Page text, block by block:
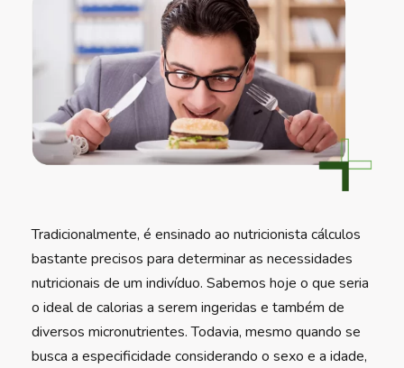
Tradicionalmente, é ensinado ao nutricionista cálculos
bastante precisos para determinar as necessidades
nutricionais de um indivíduo. Sabemos hoje o que seria
o ideal de calorias a serem ingeridas e também de
diversos micronutrientes. Todavia, mesmo quando se
busca a especificidade considerando o sexo e a idade,